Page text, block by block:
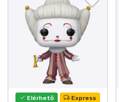
Elérhető Express